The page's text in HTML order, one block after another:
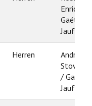
Enrico /
Gaétan
Jauffret
Herren
André
/ Gaétan
Jauffret